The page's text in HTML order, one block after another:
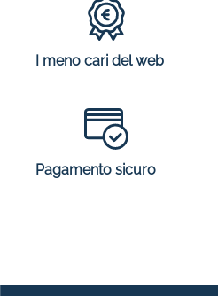
I meno cari del web
Pagamento sicuro